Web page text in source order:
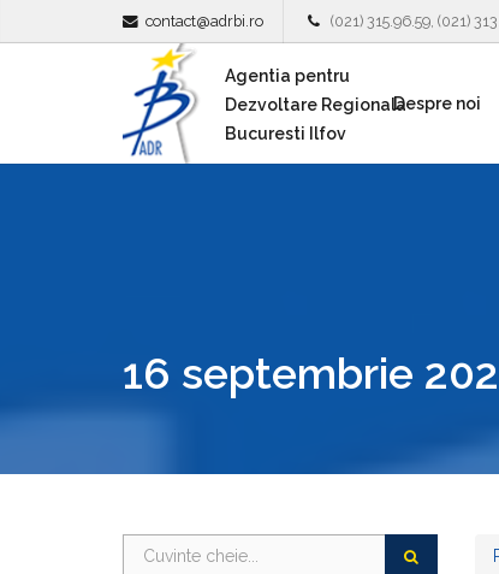
contact@adrbi.ro (021) 315.96.59, (021)
Agentia pentru
Dezvoltare Regionala
Bucuresti Ilfov
Despre noi
16 septembrie